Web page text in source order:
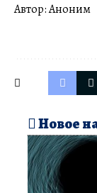
Автор: Аноним
Новое